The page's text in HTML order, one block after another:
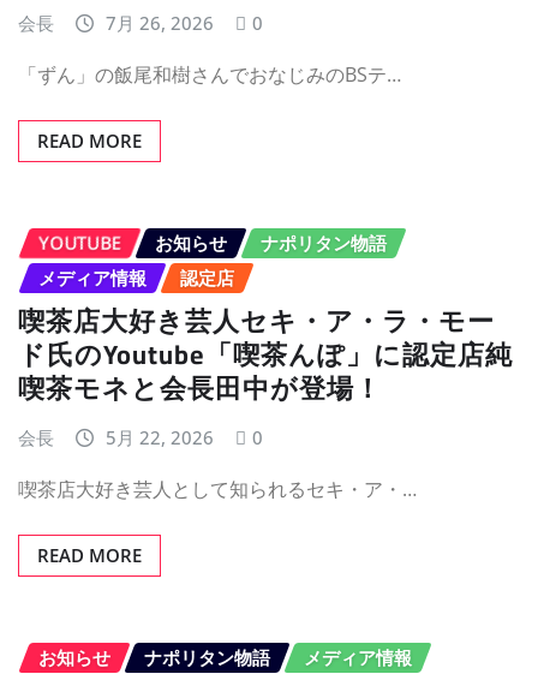
会長 7月 26, 2026 0
「ずん」の飯尾和樹さんでおなじみのBSテ…
READ MORE
YOUTUBE お知らせ
ナポリタン物語
メディア情報
認定店
喫茶店大好き芸人セキ・ア・ラ・モー
ド氏のYoutube「喫茶んぽ」に認定店純
喫茶モネと会長田中が登場！
会長 5月 22, 2026 0
喫茶店大好き芸人として知られるセキ・ア・…
READ MORE
お知らせ ナポリタン物語 メディア情報